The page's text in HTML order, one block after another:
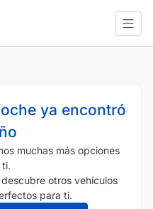
ya encontró
muchas más opciones
ti.
otros vehículos
para ti.